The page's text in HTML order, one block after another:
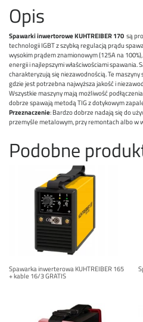
Opis
Spawarki inwertorowe KUHTREIBER 170 są
technologii IGBT z szybką regulacją prądu
wysokim prądem znamionowym (125A na
energii i najlepszymi właściwościami spawania.
charakteryzują się niezawodnością. Te
gdzie jest potrzebna najwyższa jakość i
Wszystkie maszyny mają możliwość
dobrze spawają metodą TIG z dotykowym
Przeznaczenie: Bardzo dobrze nadają się do
przemyśle metalowym, przy remontach albo w
Podobne
Spawarka inwerterowa KUHTREIBER 165
+ kable 16/3 GRATIS